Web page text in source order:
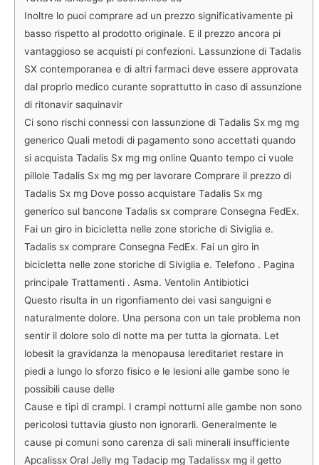
Inoltre lo puoi comprare ad un prezzo significativamente pi
basso rispetto al prodotto originale. E il prezzo ancora pi
vantaggioso se acquisti pi confezioni. Lassunzione di Tadalis
SX contemporanea e di altri farmaci deve essere approvata
dal proprio medico curante soprattutto in caso di assunzione
di ritonavir saquinavir
Ci sono rischi connessi con lassunzione di Tadalis Sx mg mg
generico Quali metodi di pagamento sono accettati quando
si acquista Tadalis Sx mg mg online Quanto tempo ci vuole
pillole Tadalis Sx mg mg per lavorare Comprare il prezzo di
Tadalis Sx mg Dove posso acquistare Tadalis Sx mg
generico sul bancone Tadalis sx comprare Consegna FedEx.
Fai un giro in bicicletta nelle zone storiche di Siviglia e.
Tadalis sx comprare Consegna FedEx. Fai un giro in
bicicletta nelle zone storiche di Siviglia e. Telefono . Pagina
principale Trattamenti . Asma. Ventolin Antibiotici
Questo risulta in un rigonfiamento dei vasi sanguigni e
naturalmente dolore. Una persona con un tale problema non
sentir il dolore solo di notte ma per tutta la giornata. Let
lobesit la gravidanza la menopausa lereditariet restare in
piedi a lungo lo sforzo fisico e le lesioni alle gambe sono le
possibili cause delle
Cause e tipi di crampi. I crampi notturni alle gambe non sono
pericolosi tuttavia giusto non ignorarli. Generalmente le
cause pi comuni sono carenza di sali minerali insufficiente
Apcalissx Oral Jelly mg Tadacip mg Tadalissx mg il getto